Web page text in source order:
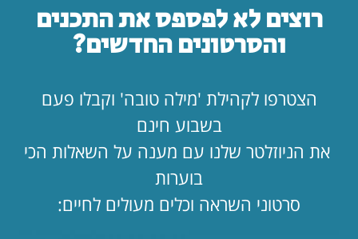
ישראל.
גוריון:
רוצים לא לפספס את התכנים
והסרטונים החדשים?
הצטרפו לקהילת 'מילה טובה' וקבלו פעם
בשבוע חינם
את הניוזלטר שלנו עם מענה על השאלות הכי
בוערות
סרטוני השראה וכלים מעולים לחיים: